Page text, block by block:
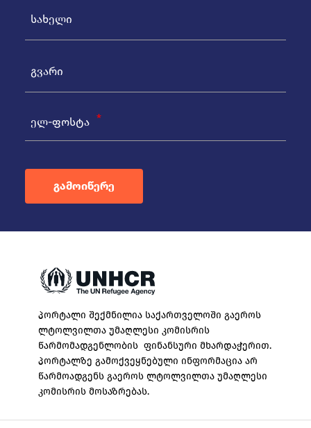
ელ-ფოსტა
გამოიწერე
პორტალი შექმნილია საქართველოში გაეროს
ლტოლვილთა უმაღლესი კომისრის
წარმომადგენლობის ფინანსური მხარდაჭერით.
პორტალზე გამოქვეყნებული ინფორმაცია არ
წარმოადგენს გაეროს ლტოლვილთა უმაღლესი
კომისრის მოსაზრებას.